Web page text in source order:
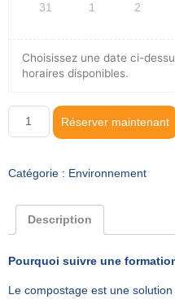
31 1 2
Choisissez une date ci-
horaires disponibles.
Réserver maintenant
Catégorie : Environnement
Description
Pourquoi suivre une
Le compostage est une